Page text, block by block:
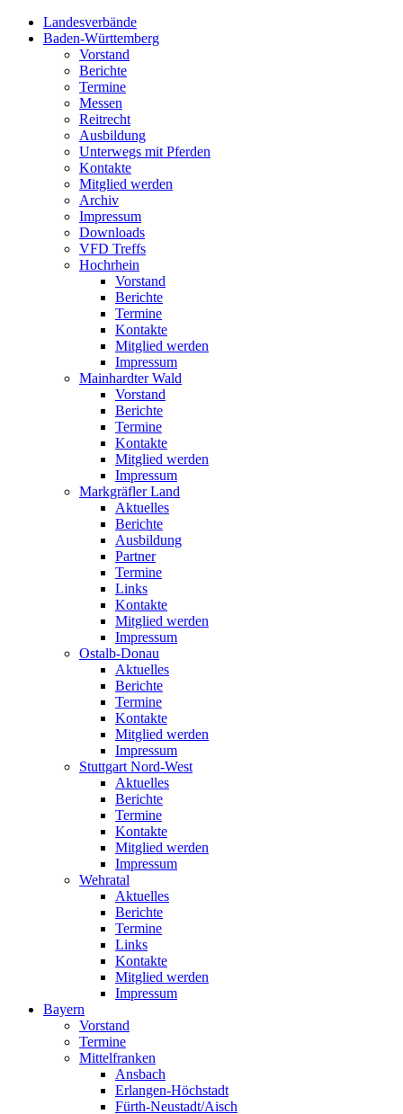
Landesverbände
Baden-Württemberg
Vorstand
Berichte
Termine
Messen
Reitrecht
Ausbildung
Unterwegs mit Pferden
Kontakte
Mitglied werden
Archiv
Impressum
Downloads
VFD Treffs
Hochrhein
Vorstand
Berichte
Termine
Kontakte
Mitglied werden
Impressum
Mainhardter Wald
Vorstand
Berichte
Termine
Kontakte
Mitglied werden
Impressum
Markgräfler Land
Aktuelles
Berichte
Ausbildung
Partner
Termine
Links
Kontakte
Mitglied werden
Impressum
Ostalb-Donau
Aktuelles
Berichte
Termine
Kontakte
Mitglied werden
Impressum
Stuttgart Nord-West
Aktuelles
Berichte
Termine
Kontakte
Mitglied werden
Impressum
Wehratal
Aktuelles
Berichte
Termine
Links
Kontakte
Mitglied werden
Impressum
Bayern
Vorstand
Termine
Mittelfranken
Ansbach
Erlangen-Höchstadt
Fürth-Neustadt/Aisch